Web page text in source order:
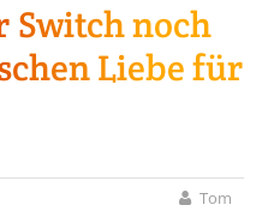
Switch noch
Liebe für
Tom